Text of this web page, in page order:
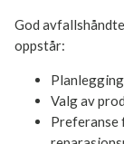
Ansvarlig
God
oppstår:
Valg av